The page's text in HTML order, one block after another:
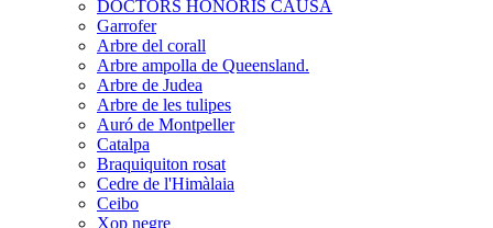
DOCTORS HONORIS CAUSA
Garrofer
Arbre del corall
Arbre ampolla de Queensland.
Arbre de Judea
Arbre de les tulipes
Auró de Montpeller
Catalpa
Braquiquiton rosat
Cedre de l'Himàlaia
Ceibo
Xop negre